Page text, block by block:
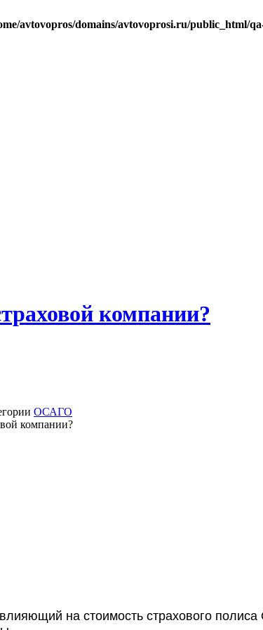
avtovopros/domains/avtovoprosi.ru/public_html/
компании?
ОСАГО
компании?
на стоимость страхового